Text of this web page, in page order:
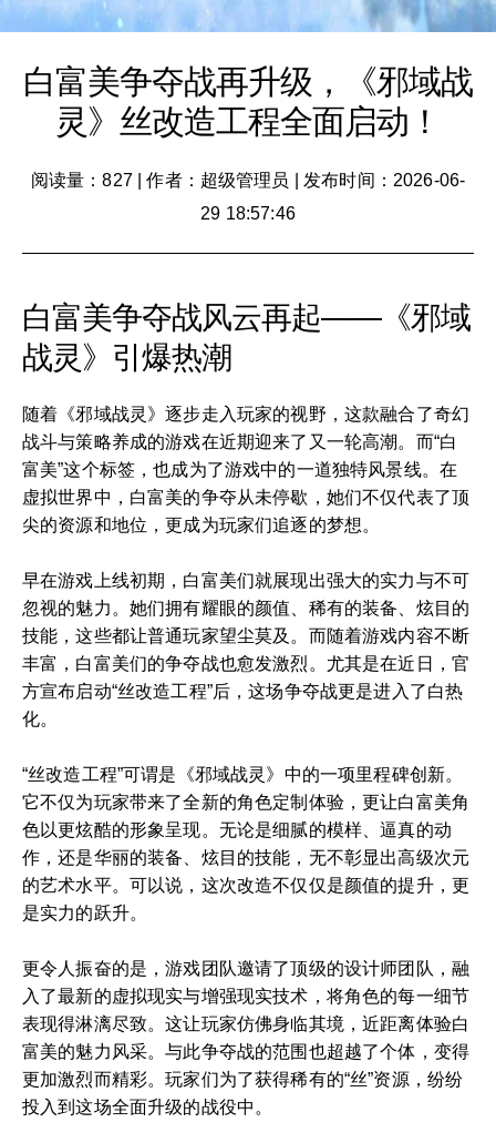
白富美争夺战再升级，《邪域战
灵》丝改造工程全面启动！
阅读量：827|作者：超级管理员
发布时间：2026-06-
29 18:57:46
白富美争夺战风云再起——《邪域
战灵》引爆热潮
随着《邪域战灵》逐步走入玩家的视野，这款融合了奇幻
战斗与策略养成的游戏在近期迎来了又一轮高潮。而“白
富美”这个标签，也成为了游戏中的一道独特风景线。在
虚拟世界中，白富美的争夺从未停歇，她们不仅代表了顶
尖的资源和地位，更成为玩家们追逐的梦想。
早在游戏上线初期，白富美们就展现出强大的实力与不可
忽视的魅力。她们拥有耀眼的颜值、稀有的装备、炫目的
技能，这些都让普通玩家望尘莫及。而随着游戏内容不断
丰富，白富美们的争夺战也愈发激烈。尤其是在近日，官
方宣布启动“丝改造工程”后，这场争夺战更是进入了白热
化。
“丝改造工程”可谓是《邪域战灵》中的一项里程碑创新。
它不仅为玩家带来了全新的角色定制体验，更让白富美角
色以更炫酷的形象呈现。无论是细腻的模样、逼真的动
作，还是华丽的装备、炫目的技能，无不彰显出高级次元
的艺术水平。可以说，这次改造不仅仅是颜值的提升，更
是实力的跃升。
更令人振奋的是，游戏团队邀请了顶级的设计师团队，融
入了最新的虚拟现实与增强现实技术，将角色的每一细节
表现得淋漓尽致。这让玩家仿佛身临其境，近距离体验白
富美的魅力风采。与此争夺战的范围也超越了个体，变得
更加激烈而精彩。玩家们为了获得稀有的“丝”资源，纷纷
投入到这场全面升级的战役中。